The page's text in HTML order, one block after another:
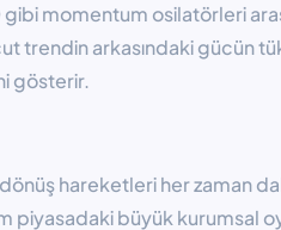
momentum osilatörleri
trendin arkasındaki gücün
gösterir.
hareketleri her zaman
piyasadaki büyük kurumsal